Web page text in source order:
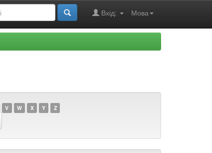
Мова
Вхід:
V W X Y Z